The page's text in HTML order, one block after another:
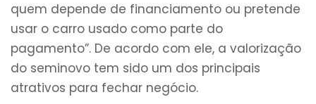
quem depende de financiamento ou pretende
usar o carro usado como parte do
pagamento”. De acordo com ele, a valorização
do seminovo tem sido um dos principais
atrativos para fechar negócio.